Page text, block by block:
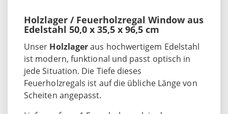
Holzlager / Feuerholzregal Window aus
Edelstahl 50,0 x 35,5 x 96,5 cm
Unser Holzlageraus hochwertigem Edelstahl
ist modern, funktional und passt optisch in
jede Situation. Die Tiefe dieses
Feuerholzregals ist auf die übliche Länge von
Scheiten angepasst.